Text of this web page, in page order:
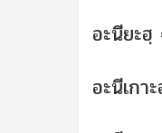
อะนียะ
อะนีเก